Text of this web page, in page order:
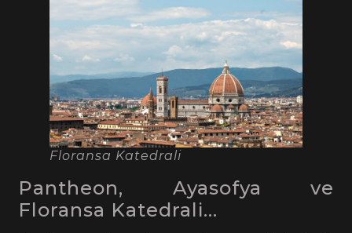
Floransa Katedrali
Pantheon, Ayasofya ve
Floransa Katedrali…